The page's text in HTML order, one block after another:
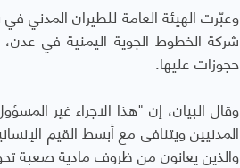
وعبّرت الهيئة العامة للطيران المدني
شركة الخطوط الجوية اليمنية في
حجوزات عليها.
وقال البيان، إن "هذا الاجراء غير
المدنيين ويتنافى مع أبسط القيم
والذين يعانون من ظروف مادية صعبة